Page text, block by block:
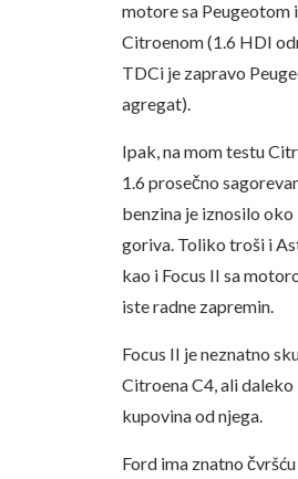
motore sa Peugeotom i
Citroenom (1.6 HDI
TDCi je zapravo
agregat).
Ipak, na mom testu
1.6 prosečno
benzina je iznosilo
goriva. Toliko troši i
kao i Focus II sa
iste radne zapremin.
Focus II je neznatno
Citroena C4, ali
kupovina od njega.
Ford ima znatno čvršću